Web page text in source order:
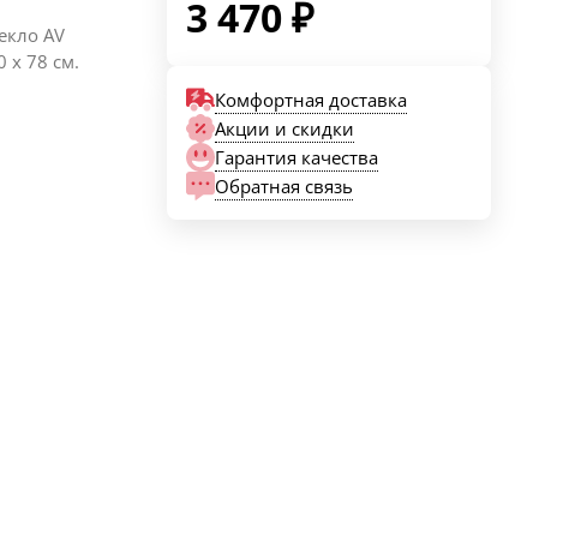
AV
х 78 cм.
3 470₽
Комфортная доставка
Акции и скидки
Гарантия качества
Обратная связь